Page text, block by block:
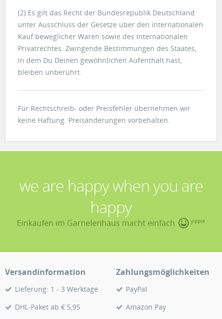
(2) Es gilt das Recht der Bundesrepublik Deutschland
unter Ausschluss der Gesetze über den internationalen
Kauf beweglicher Waren sowie des internationalen
Privatrechtes. Zwingende Bestimmungen des Staates,
in dem Du Deinen gewöhnlichen Aufenthalt hast,
bleiben unberührt.
Für Rechtschreib- oder Preisfehler übernehmen wir
keine Haftung. Preisänderungen vorbehalten.
we are happy when you are
happy
Einkaufen im Garnelenhaus macht einfach yippie
Versandinformation
Lieferung: 1 - 3 Werktage
DHL-Paket ab € 5,95
Zahlungsmöglichkeiten
PayPal
Amazon Pay